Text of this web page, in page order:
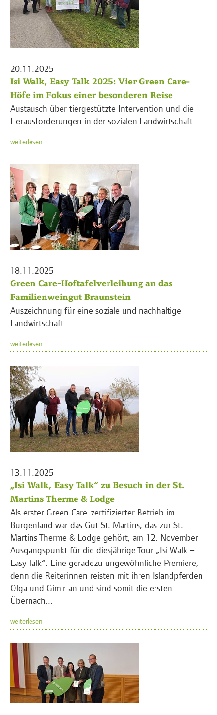
20.11.2025
Isi Walk, Easy Talk 2025: Vier Green Care-
Höfe im Fokus einer besonderen Reise
Austausch über tiergestützte Intervention und die
Herausforderungen in der sozialen Landwirtschaft
weiterlesen
18.11.2025
Green Care-Hoftafelverleihung an das
Familienweingut Braunstein
Auszeichnung für eine soziale und nachhaltige
Landwirtschaft
weiterlesen
13.11.2025
„Isi Walk, Easy Talk“ zu Besuch in der St.
Martins Therme & Lodge
Als erster Green Care-zertifizierter Betrieb im
Burgenland war das Gut St. Martins, das zur St.
Martins Therme & Lodge gehört, am 12. November
Ausgangspunkt für die diesjährige Tour „Isi Walk –
Easy Talk“. Eine geradezu ungewöhnliche Premiere,
denn die Reiterinnen reisten mit ihren Islandpferden
Olga und Gimir an und sind somit die ersten
Übernach...
weiterlesen